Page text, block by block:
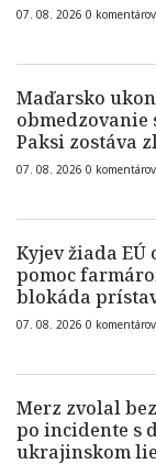
07. 08. 2026 0 komentárov
Maďarsko
obmedzovanie
Paksi zostáva
07. 08. 2026 0 komentárov
Kyjev žiada
pomoc
blokáda
07. 08. 2026 0 komentárov
Merz zvolal
po incidente s
ukrajinskom